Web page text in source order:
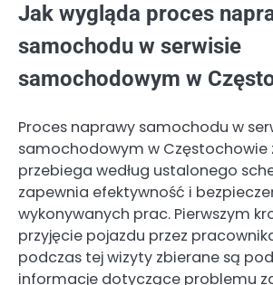
Jak wygląda proces
samochodu w serwisie
samochodowym w
Proces naprawy samochodu w
samochodowym w Częstochowie
przebiega według ustalonego
zapewnia efektywność i
wykonywanych prac. Pierwszym
przyjęcie pojazdu przez
podczas tej wizyty zbierane są
informacje dotyczące problemu